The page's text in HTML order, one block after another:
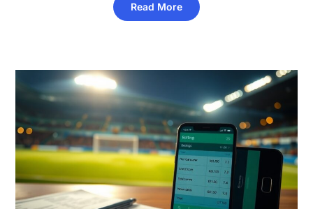
Read More